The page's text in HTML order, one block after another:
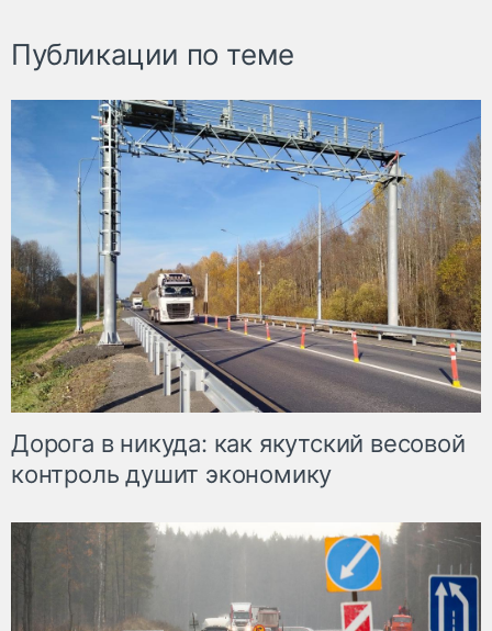
Публикации по теме
Дорога в никуда: как якутский весовой
контроль душит экономику